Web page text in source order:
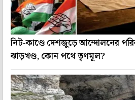
নিট-কাণ্ডে দেশজুড়ে আন্দোলনের
ঝাড়খণ্ড, কোন পথে তৃণমূল?